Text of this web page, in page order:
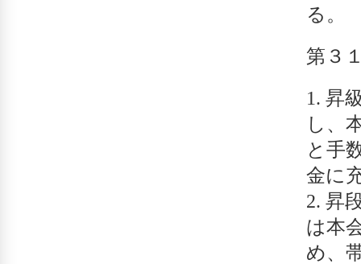
る。
第３
昇
し、
と手
金に
昇
は本
め、